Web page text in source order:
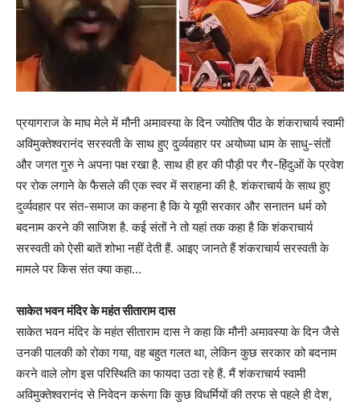
प्रयागराज के माघ मेले में मौनी अमावस्या के दिन ज्योतिष पीठ के शंकराचार्य स्वामी
अविमुक्तेश्वरानंद सरस्वती के साथ हुए दुर्व्यवहार पर अयोध्या धाम के साधु-संतों
और जगत गुरु ने अपना पक्ष रखा है. साथ ही हर की पौड़ी पर गैर-हिंदुओं के प्रवेश
पर रोक लगाने के फैसले की एक स्वर में सराहना की है. शंकराचार्य के साथ हुए
दुर्व्यवहार पर संत-समाज का कहना है कि ये यूपी सरकार और सनातन धर्म को
बदनाम करने की साजिश है. कई संतों ने तो यहां तक कहा है कि शंकराचार्य
सरस्वती को ऐसी बातें शोभा नहीं देती हैं. आइए जानते हैं शंकराचार्य सरस्वती के
मामले पर किस संत क्या कहा…
साकेत भवन मंदिर के महंत सीताराम दास
साकेत भवन मंदिर के महंत सीताराम दास ने कहा कि मौनी अमावस्या के दिन जैसे
उनकी पालकी को रोका गया, वह बहुत गलत था, लेकिन कुछ सरकार को बदनाम
करने वाले लोग इस परिस्थिति का फायदा उठा रहे हैं. मैं शंकराचार्य स्वामी
अविमुक्तेश्वरानंद से निवेदन करूंगा कि कुछ विधर्मियों की तरफ से पहले ही देश,